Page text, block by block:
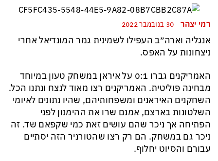
הגרעינית חותמות על הסכם הגנה המשנה מהיסוד את מאזן הכוחות
במשחק חסר החשיבות מדגישה את התגברות החוליגניזם הפראי בכדורגל
רמי יצהר
אנגליה וארה״ב העפילו לשמינית גמר המונדיאל אחרי
ניצחונות על האפס.
האמריקנים גברו 0:1 על איראן במשחק טעון במיוחד
מבחינה פוליטית. האמריקנים רצו מאוד לנצח ונתנו הכל.
השחקנים האיראנים ומשפחותיהם, שהיו נתונים לאיומי
השלטונות בארצם, אמנם שרו את ההימנון לפני
הפתיחה אך ניכר שהם עושים זאת כמי שקפאם שד. זה
ניכר גם במשחק. הם רק רצו שהטורניר הזה יסתיים
עבורם והסיוט יחלוף.